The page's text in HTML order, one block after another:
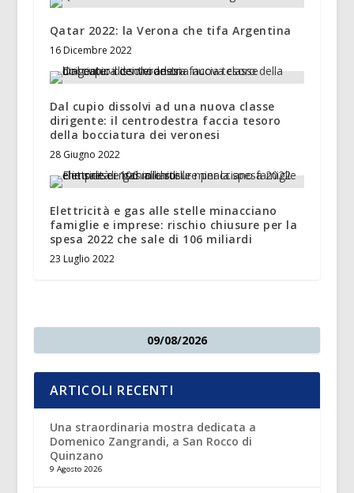
Qatar 2022: la Verona che tifa Argentina
16 Dicembre 2022
Dal cupio dissolvi ad una nuova classe
dirigente: il centrodestra faccia tesoro
della bocciatura dei veronesi
28 Giugno 2022
Elettricità e gas alle stelle minacciano
famiglie e imprese: rischio chiusure per la
spesa 2022 che sale di 106 miliardi
23 Luglio 2022
09/08/2026
ARTICOLI RECENTI
Una straordinaria mostra dedicata a
Domenico Zangrandi, a San Rocco di
Quinzano
9 Agosto 2026